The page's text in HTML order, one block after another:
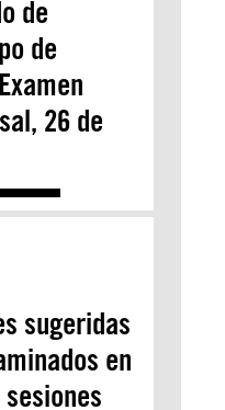
de
de
26 de
sugeridas
en